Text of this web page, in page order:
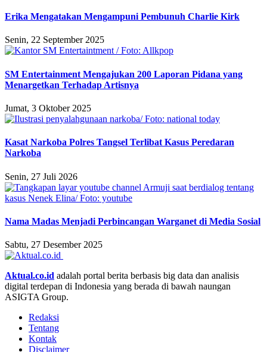
Erika Mengatakan Mengampuni Pembunuh Charlie Kirk
Senin, 22 September 2025
SM Entertainment Mengajukan 200 Laporan Pidana yang
Menargetkan Terhadap Artisnya
Jumat, 3 Oktober 2025
Kasat Narkoba Polres Tangsel Terlibat Kasus Peredaran
Narkoba
Senin, 27 Juli 2026
Nama Madas Menjadi Perbincangan Warganet di Media Sosial
Sabtu, 27 Desember 2025
Aktual.co.id adalah portal berita berbasis big data dan analisis
digital terdepan di Indonesia yang berada di bawah naungan
ASIGTA Group.
Redaksi
Tentang
Kontak
Disclaimer